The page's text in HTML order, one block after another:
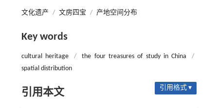
文化遗产 / 文房四宝 / 产地空间分布
Key words
cultural heritage / the four treasures of study in China
/
spatial distribution
引用本文 引用格式 ▾